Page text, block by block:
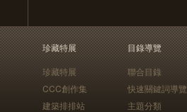
珍藏特展
珍藏特展
CCC創作集
建築排排站
目錄導覽
聯合目錄
快速關鍵詞導覽
主題分類